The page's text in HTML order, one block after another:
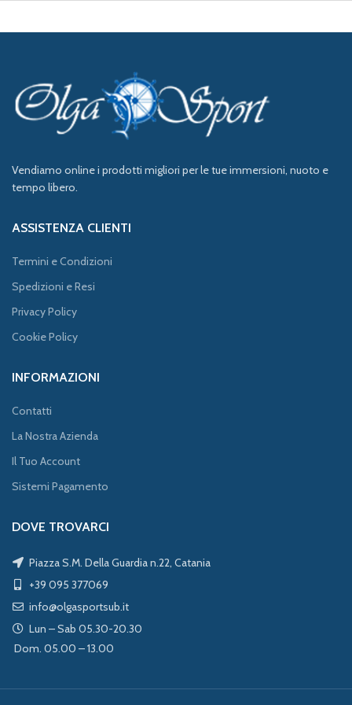
Vendiamo online i prodotti migliori per le tue immersioni, nuoto e
tempo libero.
ASSISTENZA CLIENTI
Termini e Condizioni
Spedizioni e Resi
Privacy Policy
Cookie Policy
INFORMAZIONI
Contatti
La Nostra Azienda
Il Tuo Account
Sistemi Pagamento
DOVE TROVARCI
Piazza S.M. Della Guardia n.22, Catania
+39 095 377069
info@olgasportsub.it
Lun – Sab 05.30-20.30
Dom. 05.00 – 13.00